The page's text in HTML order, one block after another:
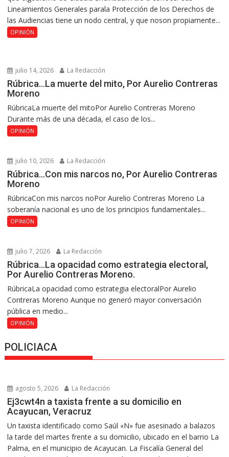
Lineamientos Generales parala Protección de los Derechos de
las Audiencias tiene un nodo central, y que noson propiamente...
OPINIÓN
julio 14, 2026 La Redacción
Rúbrica…La muerte del mito, Por Aurelio Contreras
Moreno
RúbricaLa muerte del mitoPor Aurelio Contreras Moreno
Durante más de una década, el caso de los...
OPINIÓN
julio 10, 2026 La Redacción
Rúbrica…Con mis narcos no, Por Aurelio Contreras
Moreno
RúbricaCon mis narcos noPor Aurelio Contreras Moreno La
soberanía nacional es uno de los principios fundamentales...
OPINIÓN
julio 7, 2026 La Redacción
Rúbrica…La opacidad como estrategia electoral,
Por Aurelio Contreras Moreno.
RúbricaLa opacidad como estrategia electoralPor Aurelio
Contreras Moreno Aunque no generó mayor conversación
pública en medio...
OPINIÓN
POLICIACA
agosto 5, 2026 La Redacción
Ej3cwt4n a taxista frente a su domicilio en
Acayucan, Veracruz
Un taxista identificado como Saúl «N» fue asesinado a balazos
la tarde del martes frente a su domicilio, ubicado en el barrio La
Palma, en el municipio de Acayucan. La Fiscalía General del